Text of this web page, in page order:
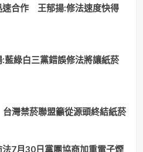
速合作 王郁揚:修法速度快得
綠白三黨錯誤修法將讓紙菸
灣禁菸聯盟籲從源頭終結紙菸
7月30日黨團協商加重電子煙